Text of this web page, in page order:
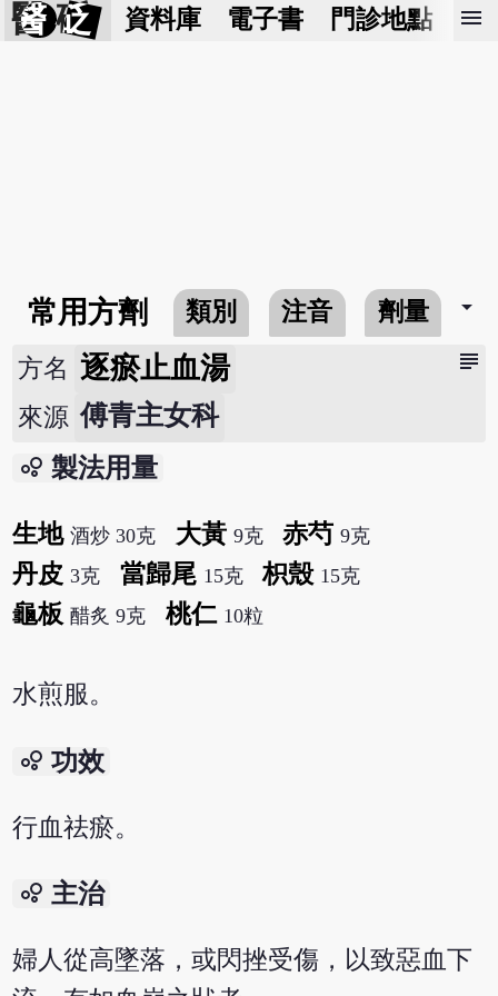
醫 砭 資料庫 電子書 門診地點 預
menu
常用方劑 類別 注音 劑量 arrow_drop_down
subject
方名 逐瘀止血湯
來源 傅青主女科
bubble_chart 製法用量
生地 酒炒 30克 大黃 9克 赤芍 9克
丹皮 3克 當歸尾 15克 枳殼 15克
龜板 醋炙 9克 桃仁 10粒
水煎服。
bubble_chart 功效
行血祛瘀。
bubble_chart 主治
婦人從高墜落，或閃挫受傷，以致惡血下